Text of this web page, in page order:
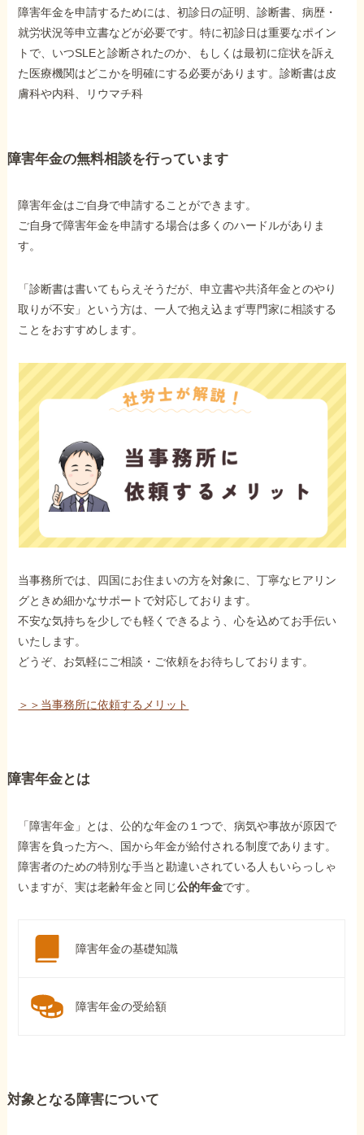
障害年金を申請するためには、初診日の証明、診断書、病歴・
就労状況等申立書などが必要です。特に初診日は重要なポイン
トで、いつSLEと診断されたのか、もしくは最初に症状を訴え
た医療機関はどこかを明確にする必要があります。診断書は皮
膚科や内科、リウマチ科
障害年金の無料相談を行っています
障害年金はご自身で申請することができます。
ご自身で障害年金を申請する場合は多くのハードルがありま
す。
「診断書は書いてもらえそうだが、申立書や共済年金とのやり
取りが不安」という方は、一人で抱え込まず専門家に相談する
ことをおすすめします。
当事務所では、四国にお住まいの方を対象に、丁寧なヒアリン
グときめ細かなサポートで対応しております。
不安な気持ちを少しでも軽くできるよう、心を込めてお手伝い
いたします。
どうぞ、お気軽にご相談・ご依頼をお待ちしております。
＞＞当事務所に依頼するメリット
障害年金とは
「障害年金」とは、公的な年金の１つで、病気や事故が原因で
障害を負った方へ、国から年金が給付される制度であります。
障害者のための特別な手当と勘違いされている人もいらっしゃ
いますが、実は老齢年金と同じ公的年金です。
障害年金の基礎知識
障害年金の受給額
対象となる障害について